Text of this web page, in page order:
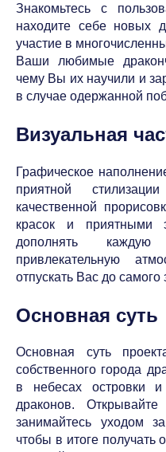
Знакомьтесь с
находите себе новых
участие в
Ваши любимые
чему Вы их научили и
в случае одержанной
Визуальная
Графическое
приятной
качественной
красок и приятными
дополнять
привлекательную
отпускать Вас до
Основная суть
Основная суть
собственного города
в небесах островки
драконов.
занимайтесь уходом
чтобы в итоге получать